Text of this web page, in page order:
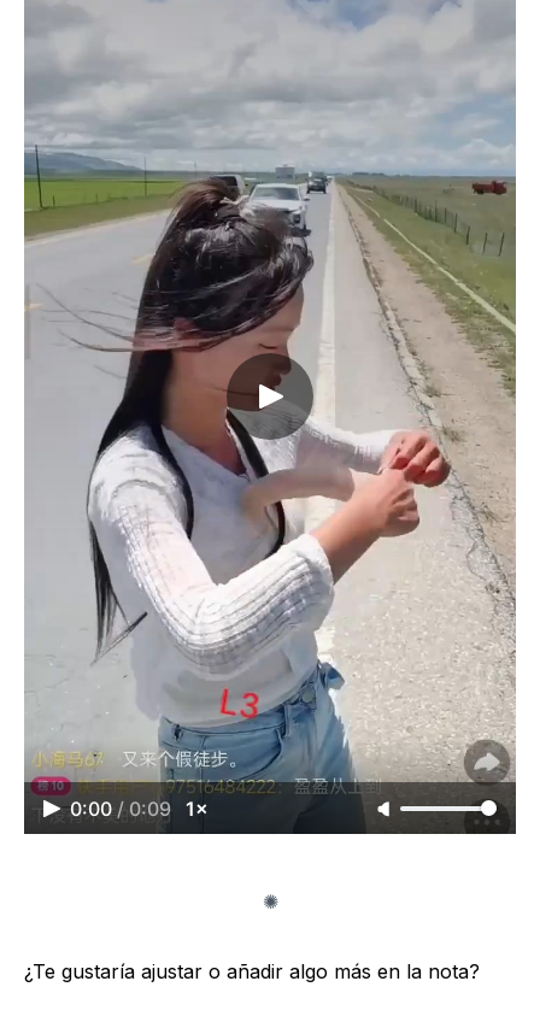
0:00 / 0:09 1×
¿Te gustaría ajustar o añadir algo más en la nota?